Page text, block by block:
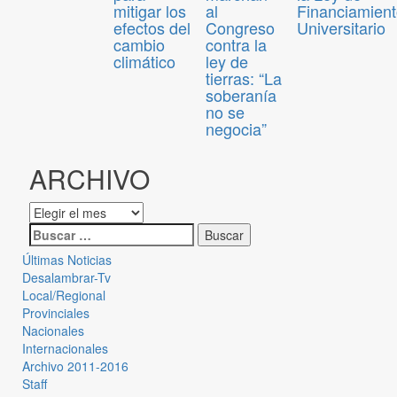
mitigar los
efectos del
cambio
climático
al
Congreso
contra la
ley de
tierras: “La
soberanía
no se
negocia”
Universitario
ARCHIVO
Últimas Noticias
Desalambrar-Tv
Local/Regional
Provinciales
Nacionales
Internacionales
Archivo 2011-2016
Staff